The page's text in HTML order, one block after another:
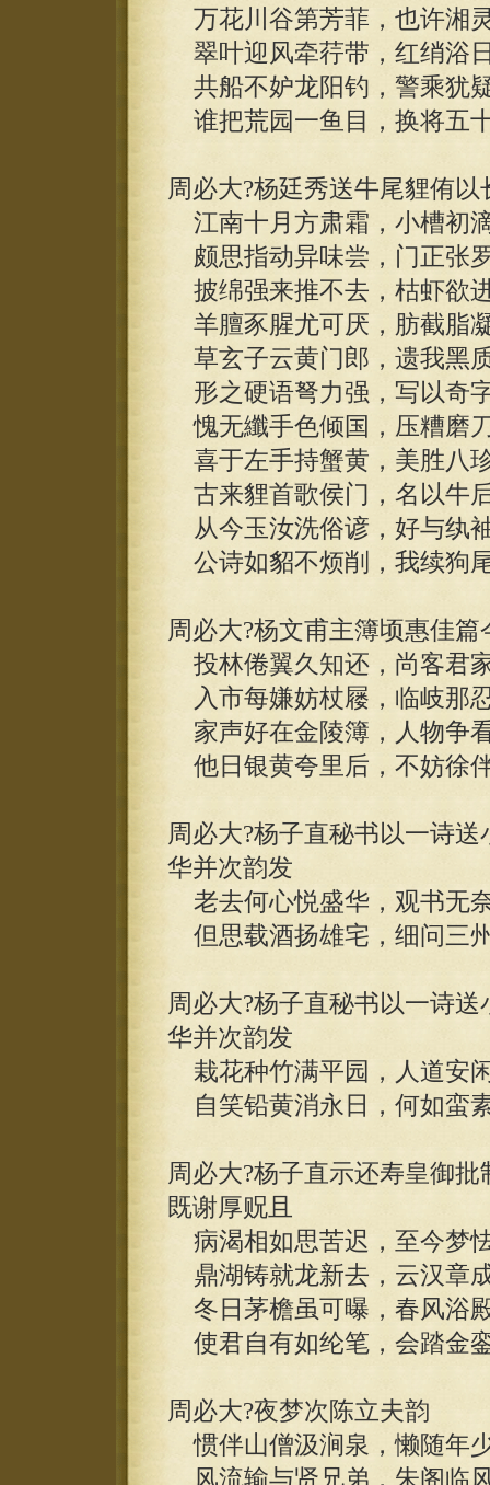
万花川谷第芳菲，也许湘
翠叶迎风牵荇带，红绡浴
共船不妒龙阳钓，警乘犹
谁把荒园一鱼目，换将五
周必大?杨廷秀送牛尾貍侑以
江南十月方肃霜，小槽初
颇思指动异味尝，门正张
披绵强来推不去，枯虾欲
羊膻豕腥尤可厌，肪截脂
草玄子云黄门郎，遗我黑
形之硬语弩力强，写以奇
愧无纖手色倾国，压糟磨
喜于左手持蟹黄，美胜八
古来貍首歌侯门，名以牛
从今玉汝洗俗谚，好与纨
公诗如貂不烦削，我续狗
周必大?杨文甫主簿顷惠佳
投林倦翼久知还，尚客君
入市每嫌妨杖屦，临岐那
家声好在金陵簿，人物争
他日银黄夸里后，不妨徐
周必大?杨子直秘书以一诗
华并次韵发
老去何心悦盛华，观书无
但思载酒扬雄宅，细问三
周必大?杨子直秘书以一诗
华并次韵发
栽花种竹满平园，人道安
自笑铅黄消永日，何如蛮
周必大?杨子直示还寿皇御
既谢厚贶且
病渴相如思苦迟，至今梦
鼎湖铸就龙新去，云汉章
冬日茅檐虽可曝，春风浴
使君自有如纶笔，会踏金
周必大?夜梦次陈立夫韵
惯伴山僧汲涧泉，懒随年
风流输与贤兄弟，朱阁临